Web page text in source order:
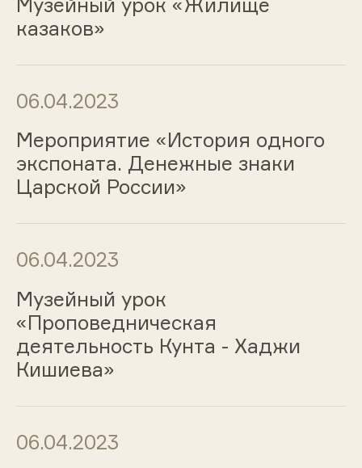
казаков»
06.04.2023
Мероприятие «История одного
экспоната. Денежные знаки
Царской России»
06.04.2023
Музейный урок
«Проповедническая
деятельность Кунта - Хаджи
Кишиева»
06.04.2023